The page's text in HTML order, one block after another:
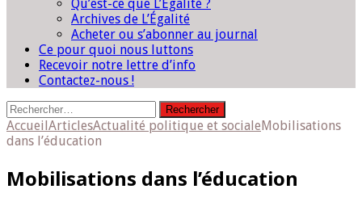
Qu’est-ce que L’Égalité ?
Archives de L’Égalité
Acheter ou s’abonner au journal
Ce pour quoi nous luttons
Recevoir notre lettre d’info
Contactez-nous !
Rechercher :
AccueilArticlesActualité politique et socialeMobilisations
dans l’éducation
Mobilisations dans l’éducation